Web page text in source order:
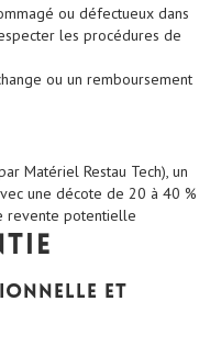
ou défectueux dans
les procédures de
ou un remboursement
Matériel Restau Tech), un
une décote de 20 à 40 %
revente potentielle
et